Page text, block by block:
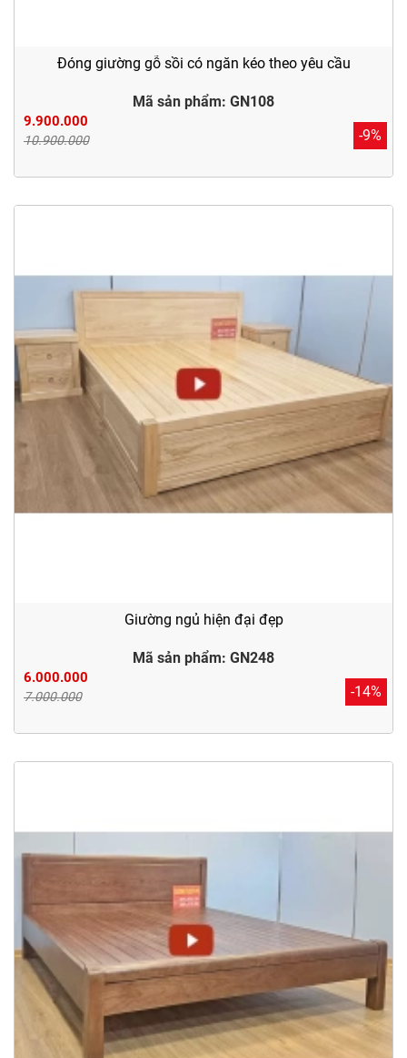
Đóng giường gỗ sồi có ngăn kéo theo yêu cầu
Mã sản phẩm: GN108
9.900.000
10.900.000 -9%
Giường ngủ hiện đại đẹp
Mã sản phẩm: GN248
6.000.000
7.000.000 -14%